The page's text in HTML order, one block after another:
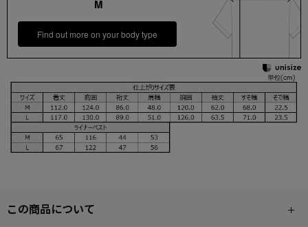
M
Find out more on your body type
この商品について